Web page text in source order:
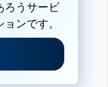
ろうサービ
ンです。